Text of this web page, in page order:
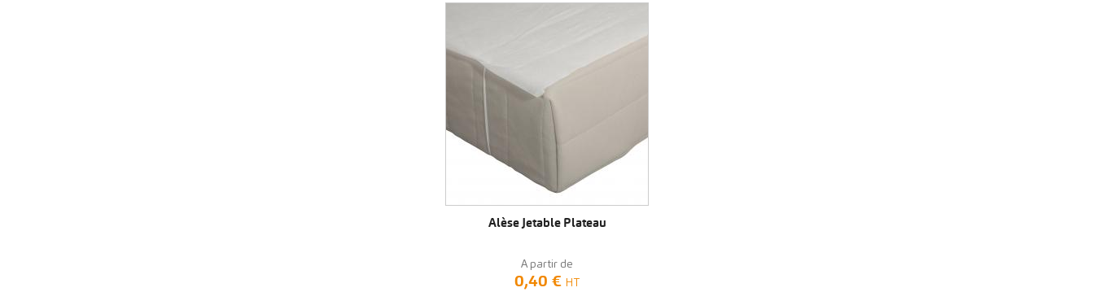
VOIR LE PRODUIT
Alèse Jetable Plateau
A partir de
0,40 € HT